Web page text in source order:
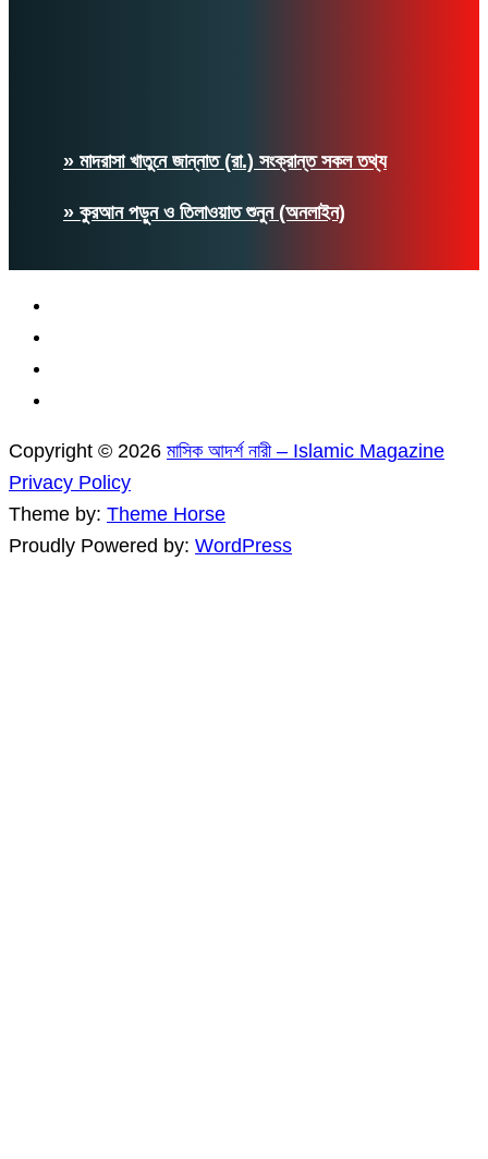
» মাদরাসা খাতুনে জান্নাত (রা.) সংক্রান্ত সকল তথ্য
» কুরআন পড়ুন ও তিলাওয়াত শুনুন (অনলাইন)
Copyright © 2026 মাসিক আদর্শ নারী – Islamic Magazine
Privacy Policy
Theme by: Theme Horse
Proudly Powered by: WordPress